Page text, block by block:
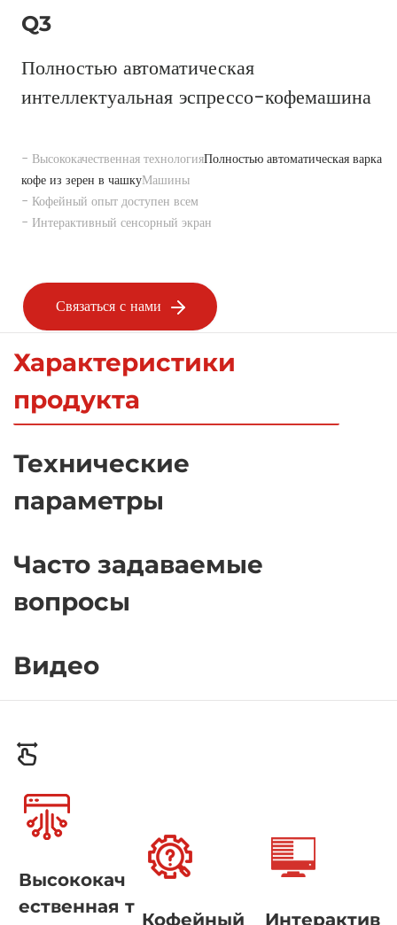
Q3
Полностью автоматическая
интеллектуальная эспрессо-кофемашина
- Высококачественная технологияПолностью автоматическая варка
кофе из зерен в чашкуМашины
- Кофейный опыт доступен всем
- Интерактивный сенсорный экран
Связаться с нами
Характеристики
продукта
Технические
параметры
Часто задаваемые
вопросы
Видео
Высококач
ественная т
Кофейный Интерактив